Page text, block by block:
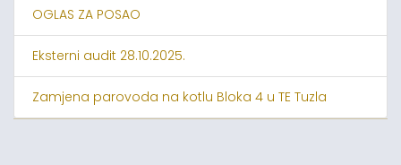
OGLAS ZA POSAO
Eksterni audit 28.10.2025.
Zamjena parovoda na kotlu Bloka 4 u TE Tuzla